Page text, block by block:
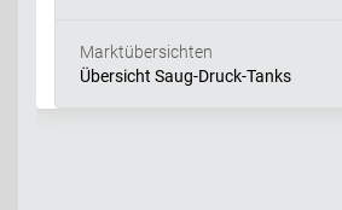
Marktübersichten
Übersicht Saug-Druck-Tanks